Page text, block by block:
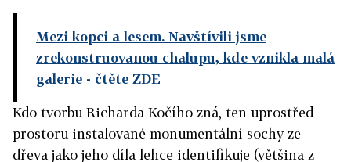
Mezi kopci a lesem. Navštívili jsme
zrekonstruovanou chalupu, kde vznikla malá
galerie - čtěte ZDE
Kdo tvorbu Richarda Kočího zná, ten uprostřed
prostoru instalované monumentální sochy ze
dřeva jako jeho díla lehce identifikuje (většina z